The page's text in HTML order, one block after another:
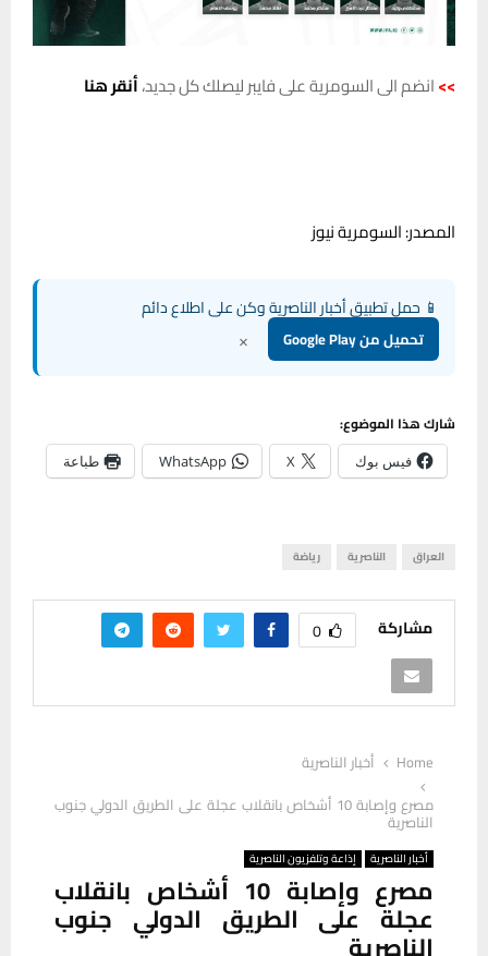
>>انضم الى السومرية على فايبر ليصلك كل جديد،أنقر هنا
المصدر: السومرية نيوز
📱 حمل تطبيق أخبار الناصرية وكن على اطلاع دائم
تحميل من Google Play ×
شارك هذا الموضوع:
فيس بوك X
WhatsApp طباعة
العراق الناصرية رياضة
مشاركة 0
Home
أخبار الناصرية
مصرع وإصابة 10 أشخاص بانقلاب عجلة على الطريق الدولي جنوب
الناصرية
أخبار الناصرية إذاعة وتلفزيون الناصرية
مصرع وإصابة 10 أشخاص بانقلاب
عجلة على الطريق الدولي جنوب